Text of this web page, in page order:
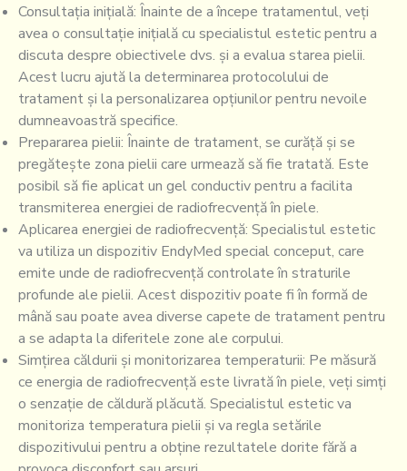
Consultația inițială: Înainte de a începe tratamentul, veți
avea o consultație inițială cu specialistul estetic pentru a
discuta despre obiectivele dvs. și a evalua starea pielii.
Acest lucru ajută la determinarea protocolului de
tratament și la personalizarea opțiunilor pentru nevoile
dumneavoastră specifice.
Prepararea pielii: Înainte de tratament, se curăță și se
pregătește zona pielii care urmează să fie tratată. Este
posibil să fie aplicat un gel conductiv pentru a facilita
transmiterea energiei de radiofrecvență în piele.
Aplicarea energiei de radiofrecvență: Specialistul estetic
va utiliza un dispozitiv EndyMed special conceput, care
emite unde de radiofrecvență controlate în straturile
profunde ale pielii. Acest dispozitiv poate fi în formă de
mână sau poate avea diverse capete de tratament pentru
a se adapta la diferitele zone ale corpului.
Simțirea căldurii și monitorizarea temperaturii: Pe măsură
ce energia de radiofrecvență este livrată în piele, veți simți
o senzație de căldură plăcută. Specialistul estetic va
monitoriza temperatura pielii și va regla setările
dispozitivului pentru a obține rezultatele dorite fără a